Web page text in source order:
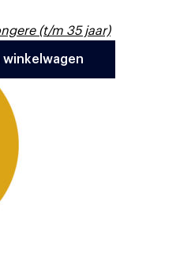
(t/m 35 jaar)